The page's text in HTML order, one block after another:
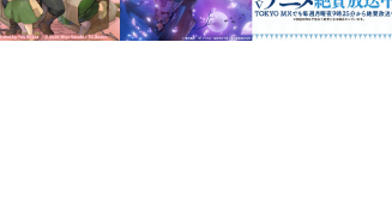
存在しない。いくら読みたくても